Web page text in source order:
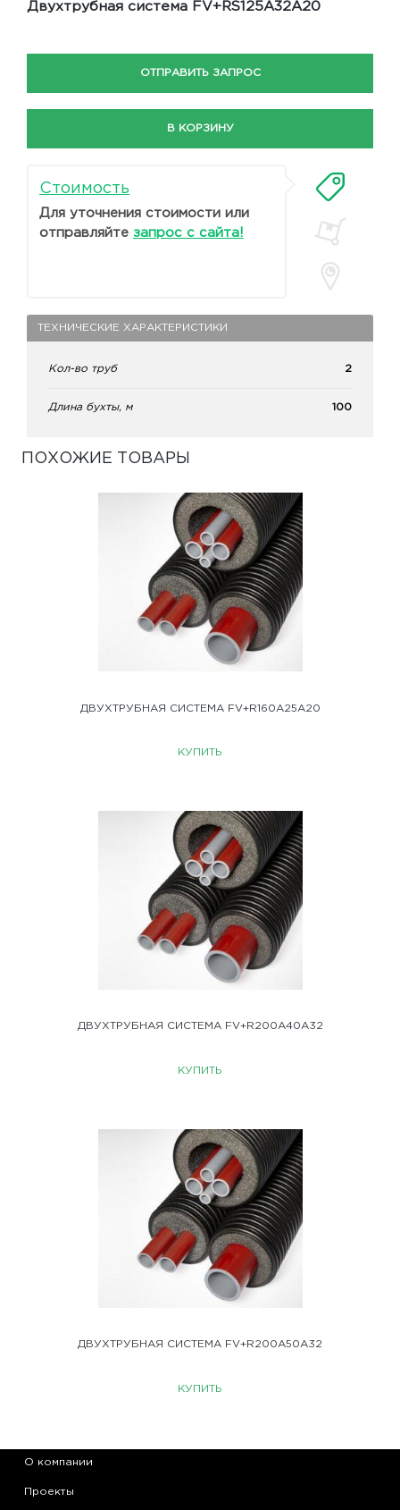
Двухтрубная система FV+RS125A32A20
ОТПРАВИТЬ ЗАПРОС
В КОРЗИНУ
Стоимость
Для уточнения стоимости или
отправляйте запрос с сайта!
ТЕХНИЧЕСКИЕ ХАРАКТЕРИСТИКИ
Кол-во труб 2
Длина бухты, м 100
ПОХОЖИЕ ТОВАРЫ
ДВУХТРУБНАЯ СИСТЕМА FV+R160A25A20
КУПИТЬ
ДВУХТРУБНАЯ СИСТЕМА FV+R200A40A32
КУПИТЬ
ДВУХТРУБНАЯ СИСТЕМА FV+R200A50A32
КУПИТЬ
О компании
Проекты